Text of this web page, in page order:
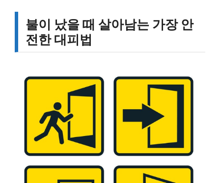
불이 났을 때 살아남는 가장 안
전한 대피법